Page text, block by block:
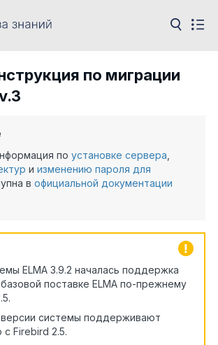
по миграции
по установке сервера
и изменению пароля для
в официальной документации
ELMA 3.9.2 началась поддержка
базовой поставке ELMA по-прежнему
системы поддерживают
с Firebird 2.5.